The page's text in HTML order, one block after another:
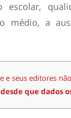
escolar,
médio, a
e seus editores
desde que dados